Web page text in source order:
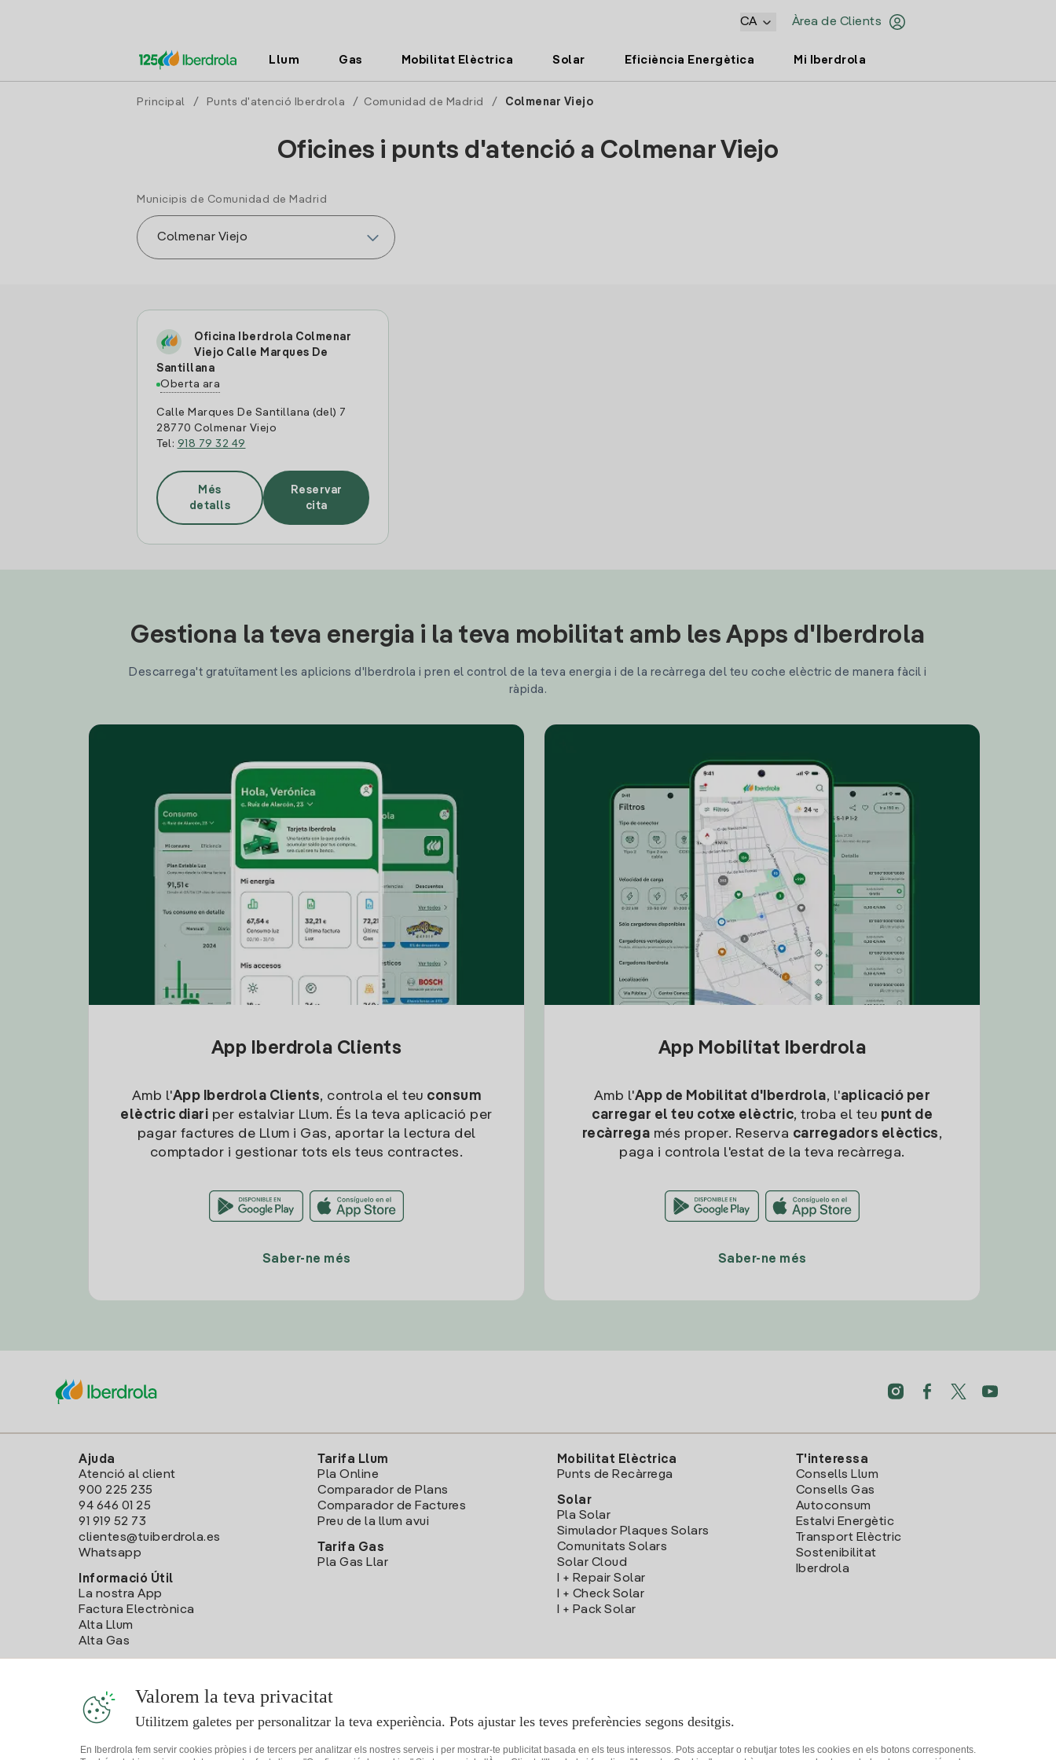
Àrea de Clients
CA
Llum Gas Mobilitat Elèctrica Solar Eficiència Energètica Mi Iberdrola
Principal / Punts d'atenció Iberdrola / Comunidad de Madrid / Colmenar Viejo
Oficines i punts d'atenció a Colmenar Viejo
Municipis de Comunidad de Madrid
Oficina Iberdrola Colmenar
Viejo Calle Marques De
Santillana
Oberta ara
Calle Marques De Santillana (del) 7
28770 Colmenar Viejo
Tel: 918 79 32 49
Més
detalls
Reservar
cita
Gestiona la teva energia i la teva mobilitat amb les Apps d'Iberdrola
Descarrega't gratuïtament les aplicions d'Iberdrola i pren el control de la teva energia i de la recàrrega del teu coche elèctric de manera fàcil i
ràpida.
App Iberdrola Clients
Amb l'App Iberdrola Clients, controla el teu consum
elèctric diari per estalviar Llum. És la teva aplicació per
pagar factures de Llum i Gas, aportar la lectura del
comptador i gestionar tots els teus contractes.
Saber-ne més
App Mobilitat Iberdrola
Amb l'App de Mobilitat d'Iberdrola, l'aplicació per
carregar el teu cotxe elèctric, troba el teu punt de
recàrrega més proper. Reserva carregadors elèctics,
paga i controla l'estat de la teva recàrrega.
Saber-ne més
Ajuda
Atenció al client
900 225 235
94 646 01 25
91 919 52 73
clientes@tuiberdrola.es
Whatsapp
Informació Útil
La nostra App
Factura Electrònica
Alta Llum
Alta Gas
Tarifa Llum
Pla Online
Comparador de Plans
Comparador de Factures
Preu de la llum avui
Tarifa Gas
Pla Gas Llar
Mobilitat Elèctrica
Punts de Recàrrega
Solar
Pla Solar
Simulador Plaques Solars
Comunitats Solars
Solar Cloud
I + Repair Solar
I + Check Solar
I + Pack Solar
T'interessa
Consells Llum
Consells Gas
Autoconsum
Estalvi Energètic
Transport Elèctric
Sostenibilitat
Iberdrola
Valorem la teva privacitat
Utilitzem galetes per personalitzar la teva experiència. Pots ajustar les teves preferències segons desitgis.
En Iberdrola fem servir cookies pròpies i de tercers per analitzar els nostres serveis i per mostrar-te publicitat basada en els teus interessos. Pots acceptar o rebutjar totes les cookies en els botons corresponents.